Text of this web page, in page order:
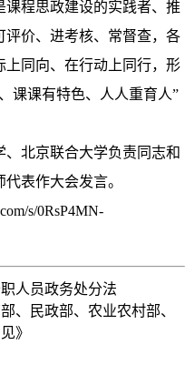
程思政建设的实践者、推
价、进考核、常督查，各
同向、在行动上同行，形
课课有特色、人人重育人”
北京联合大学负责同志和
表作大会发言。
s/0RsP4MN-
人员政务处分法
、民政部、农业农村部、
》